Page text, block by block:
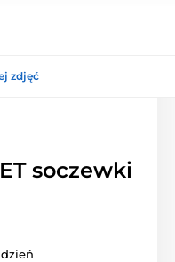
zdjęć
soczewki